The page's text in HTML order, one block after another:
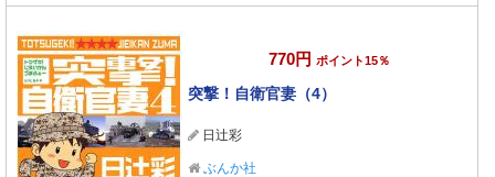
770円 ポイント15％
突撃！自衛官妻（4）
日辻彩
ぶんか社